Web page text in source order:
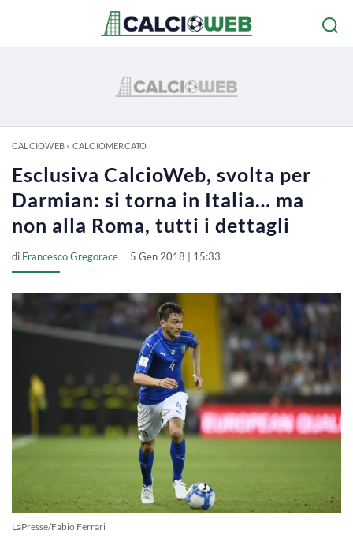
CALCIOWEB» CALCIOMERCATO
Esclusiva CalcioWeb, svolta per
Darmian: si torna in Italia… ma
non alla Roma, tutti i dettagli
di Francesco Gregorace 5 Gen 2018 | 15:33
LaPresse/Fabio Ferrari